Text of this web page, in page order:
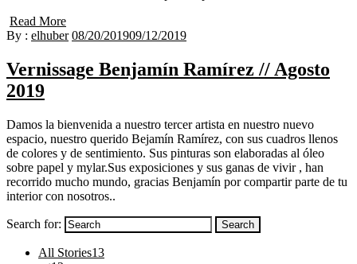
Read More
By : elhuber 08/20/201909/12/2019
Vernissage Benjamín Ramírez // Agosto
2019
Damos la bienvenida a nuestro tercer artista en nuestro nuevo
espacio, nuestro querido Bejamín Ramírez, con sus cuadros llenos
de colores y de sentimiento. Sus pinturas son elaboradas al óleo
sobre papel y mylar.Sus exposiciones y sus ganas de vivir , han
recorrido mucho mundo, gracias Benjamín por compartir parte de tu
interior con nosotros..
Search for: Search
All Stories13